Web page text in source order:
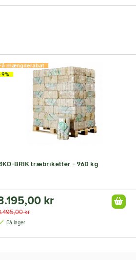
mængderabat
BRIK træbriketter - 960 kg
kr
kr
På lager